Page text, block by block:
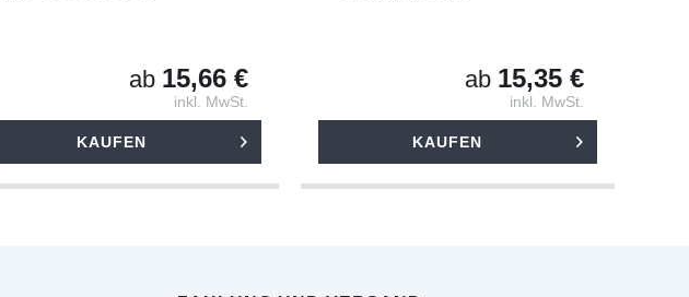
ab 15,66 €
inkl. MwSt.
KAUFEN
ab 15,35 €
inkl. MwSt.
KAUFEN